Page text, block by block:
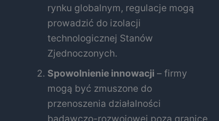
rynku globalnym, regulacje mogą
prowadzić do izolacji
technologicznej Stanów
Zjednoczonych.
Spowolnienie innowacji – firmy
mogą być zmuszone do
przenoszenia działalności